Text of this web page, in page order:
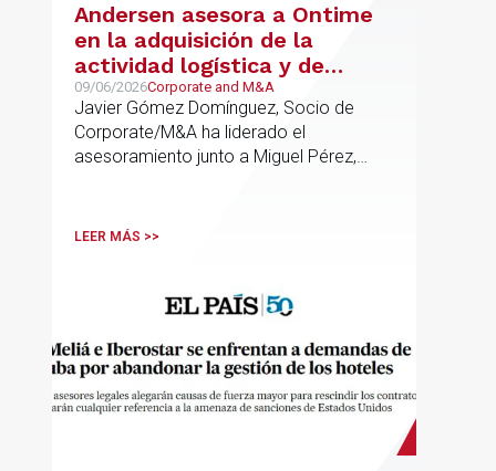
Andersen asesora a Ontime
en la adquisición de la
actividad logística y de
transporte de Campillo
Palmera
09/06/2026Corporate and M&A
Javier Gómez Domínguez, Socio de
Corporate/M&A ha liderado el
asesoramiento junto a Miguel Pérez,
LEER MÁS >>